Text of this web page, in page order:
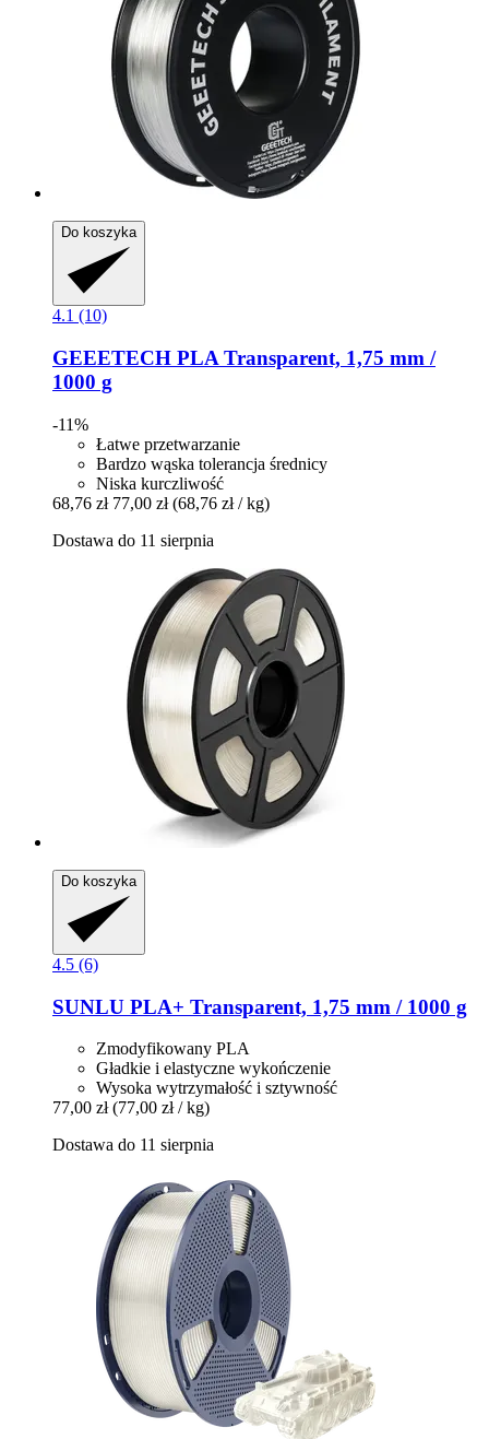
Do koszyka
4.1 (10)
GEEETECH PLA Transparent, 1,75 mm /
1000 g
-11%
Łatwe przetwarzanie
Bardzo wąska tolerancja średnicy
Niska kurczliwość
68,76 zł 77,00 zł (68,76 zł / kg)
Dostawa do 11 sierpnia
Do koszyka
4.5 (6)
SUNLU PLA+ Transparent, 1,75 mm / 1000 g
Zmodyfikowany PLA
Gładkie i elastyczne wykończenie
Wysoka wytrzymałość i sztywność
77,00 zł (77,00 zł / kg)
Dostawa do 11 sierpnia